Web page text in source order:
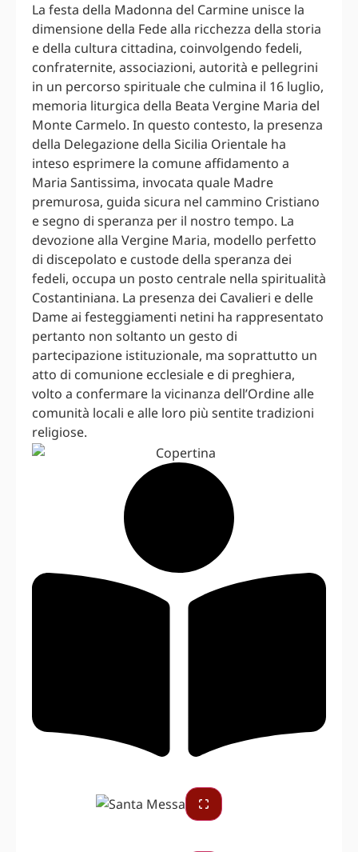
La festa della Madonna del Carmine unisce la
dimensione della Fede alla ricchezza della storia
e della cultura cittadina, coinvolgendo fedeli,
confraternite, associazioni, autorità e pellegrini
in un percorso spirituale che culmina il 16 luglio,
memoria liturgica della Beata Vergine Maria del
Monte Carmelo. In questo contesto, la presenza
della Delegazione della Sicilia Orientale ha
inteso esprimere la comune affidamento a
Maria Santissima, invocata quale Madre
premurosa, guida sicura nel cammino Cristiano
e segno di speranza per il nostro tempo. La
devozione alla Vergine Maria, modello perfetto
di discepolato e custode della speranza dei
fedeli, occupa un posto centrale nella spiritualità
Costantiniana. La presenza dei Cavalieri e delle
Dame ai festeggiamenti netini ha rappresentato
pertanto non soltanto un gesto di
partecipazione istituzionale, ma soprattutto un
atto di comunione ecclesiale e di preghiera,
volto a confermare la vicinanza dell’Ordine alle
comunità locali e alle loro più sentite tradizioni
religiose.